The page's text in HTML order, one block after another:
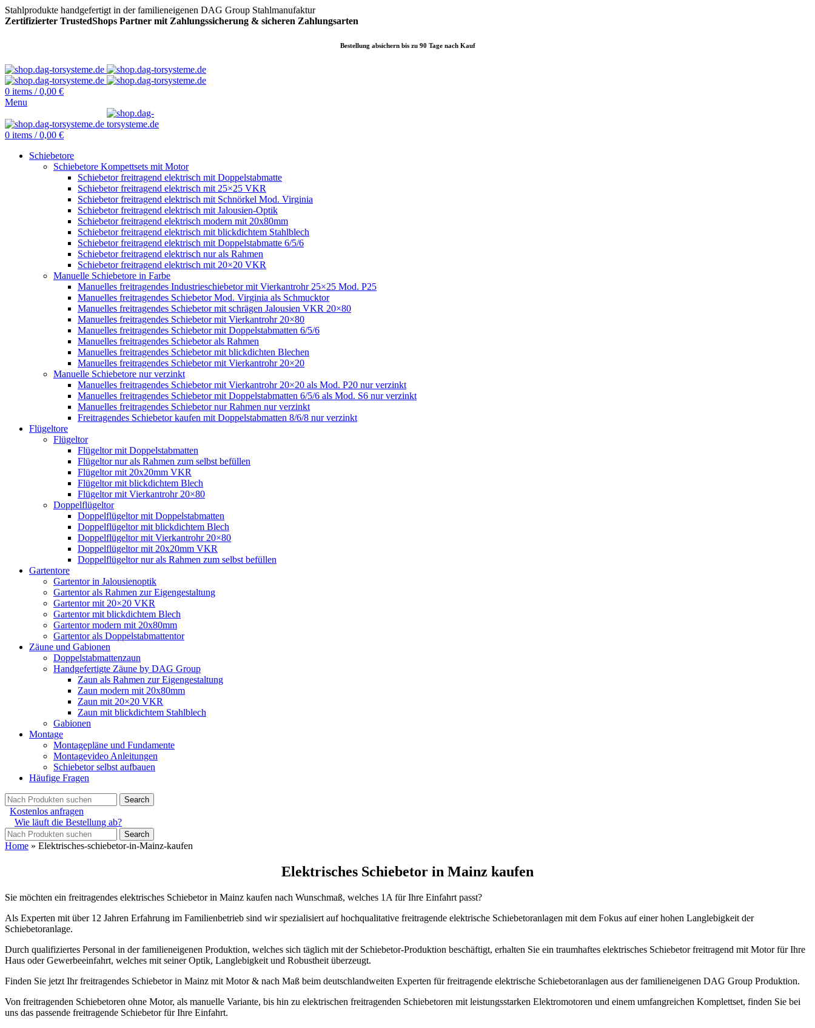
Stahlprodukte handgefertigt in der familieneigenen DAG Group Stahlmanufaktur
Zertifizierter TrustedShops Partner mit Zahlungssicherung & sicheren Zahlungsarten
Bestellung absichern bis zu 90 Tage nach Kauf
0 items / 0,00 €
Menu
0 items / 0,00 €
Schiebetore
Schiebetore Kompettsets mit Motor
Schiebetor freitragend elektrisch mit Doppelstabmatte
Schiebetor freitragend elektrisch mit 25×25 VKR
Schiebetor freitragend elektrisch mit Schnörkel Mod. Virginia
Schiebetor freitragend elektrisch mit Jalousien-Optik
Schiebetor freitragend elektrisch modern mit 20x80mm
Schiebetor freitragend elektrisch mit blickdichtem Stahlblech
Schiebetor freitragend elektrisch mit Doppelstabmatte 6/5/6
Schiebetor freitragend elektrisch nur als Rahmen
Schiebetor freitragend elektrisch mit 20×20 VKR
Manuelle Schiebetore in Farbe
Manuelles freitragendes Industrieschiebetor mit Vierkantrohr 25×25 Mod. P25
Manuelles freitragendes Schiebetor Mod. Virginia als Schmucktor
Manuelles freitragendes Schiebetor mit schrägen Jalousien VKR 20×80
Manuelles freitragendes Schiebetor mit Vierkantrohr 20×80
Manuelles freitragendes Schiebetor mit Doppelstabmatten 6/5/6
Manuelles freitragendes Schiebetor als Rahmen
Manuelles freitragendes Schiebetor mit blickdichten Blechen
Manuelles freitragendes Schiebetor mit Vierkantrohr 20×20
Manuelle Schiebetore nur verzinkt
Manuelles freitragendes Schiebetor mit Vierkantrohr 20×20 als Mod. P20 nur verzinkt
Manuelles freitragendes Schiebetor mit Doppelstabmatten 6/5/6 als Mod. S6 nur verzinkt
Manuelles freitragendes Schiebetor nur Rahmen nur verzinkt
Freitragendes Schiebetor kaufen mit Doppelstabmatten 8/6/8 nur verzinkt
Flügeltore
Flügeltor
Flügeltor mit Doppelstabmatten
Flügeltor nur als Rahmen zum selbst befüllen
Flügeltor mit 20x20mm VKR
Flügeltor mit blickdichtem Blech
Flügeltor mit Vierkantrohr 20×80
Doppelflügeltor
Doppelflügeltor mit Doppelstabmatten
Doppelflügeltor mit blickdichtem Blech
Doppelflügeltor mit Vierkantrohr 20×80
Doppelflügeltor mit 20x20mm VKR
Doppelflügeltor nur als Rahmen zum selbst befüllen
Gartentore
Gartentor in Jalousienoptik
Gartentor als Rahmen zur Eigengestaltung
Gartentor mit 20×20 VKR
Gartentor mit blickdichtem Blech
Gartentor modern mit 20x80mm
Gartentor als Doppelstabmattentor
Zäune und Gabionen
Doppelstabmattenzaun
Handgefertigte Zäune by DAG Group
Zaun als Rahmen zur Eigengestaltung
Zaun modern mit 20x80mm
Zaun mit 20×20 VKR
Zaun mit blickdichtem Stahlblech
Gabionen
Montage
Montagepläne und Fundamente
Montagevideo Anleitungen
Schiebetor selbst aufbauen
Häufige Fragen
Search
Kostenlos anfragen
Wie läuft die Bestellung ab?
Search
Home » Elektrisches-schiebetor-in-Mainz-kaufen
Elektrisches Schiebetor in Mainz kaufen
Sie möchten ein freitragendes elektrisches Schiebetor in Mainz kaufen nach Wunschmaß, welches 1A für Ihre Einfahrt passt?
Als Experten mit über 12 Jahren Erfahrung im Familienbetrieb sind wir spezialisiert auf hochqualitative freitragende elektrische Schiebetoranlagen mit dem Fokus auf einer hohen Langlebigkeit der
Schiebetoranlage.
Durch qualifiziertes Personal in der familieneigenen Produktion, welches sich täglich mit der Schiebetor-Produktion beschäftigt, erhalten Sie ein traumhaftes elektrisches Schiebetor freitragend mit Motor für Ihre
Haus oder Gewerbeeinfahrt, welches mit seiner Optik, Langlebigkeit und Robustheit überzeugt.
Finden Sie jetzt Ihr freitragendes Schiebetor in Mainz mit Motor & nach Maß beim deutschlandweiten Experten für freitragende elektrische Schiebetoranlagen aus der familieneigenen DAG Group Produktion.
Von freitragenden Schiebetoren ohne Motor, als manuelle Variante, bis hin zu elektrischen freitragenden Schiebetoren mit leistungsstarken Elektromotoren und einem umfangreichen Komplettset, finden Sie bei
uns das passende freitragende Schiebetor für Ihre Einfahrt.